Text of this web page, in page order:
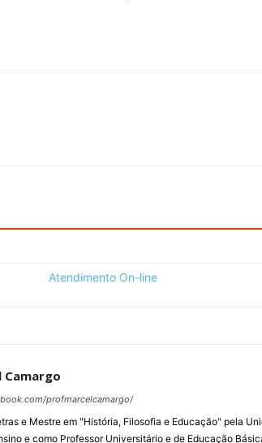
Camargo
profmarcelcamargo/
e Mestre em "História, Filosofia e Educação" pela
e como Professor Universitário e de Educação